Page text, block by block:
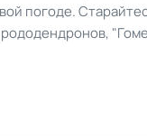
погоде.